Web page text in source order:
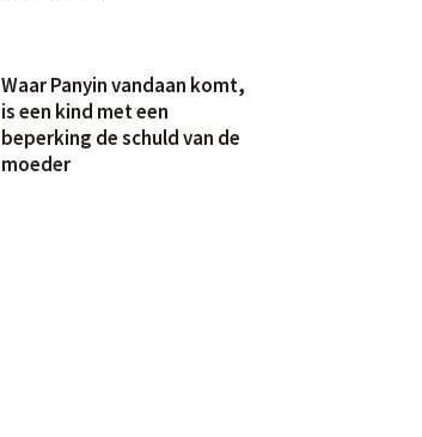
Waar Panyin vandaan komt,
is een kind met een
beperking de schuld van de
moeder